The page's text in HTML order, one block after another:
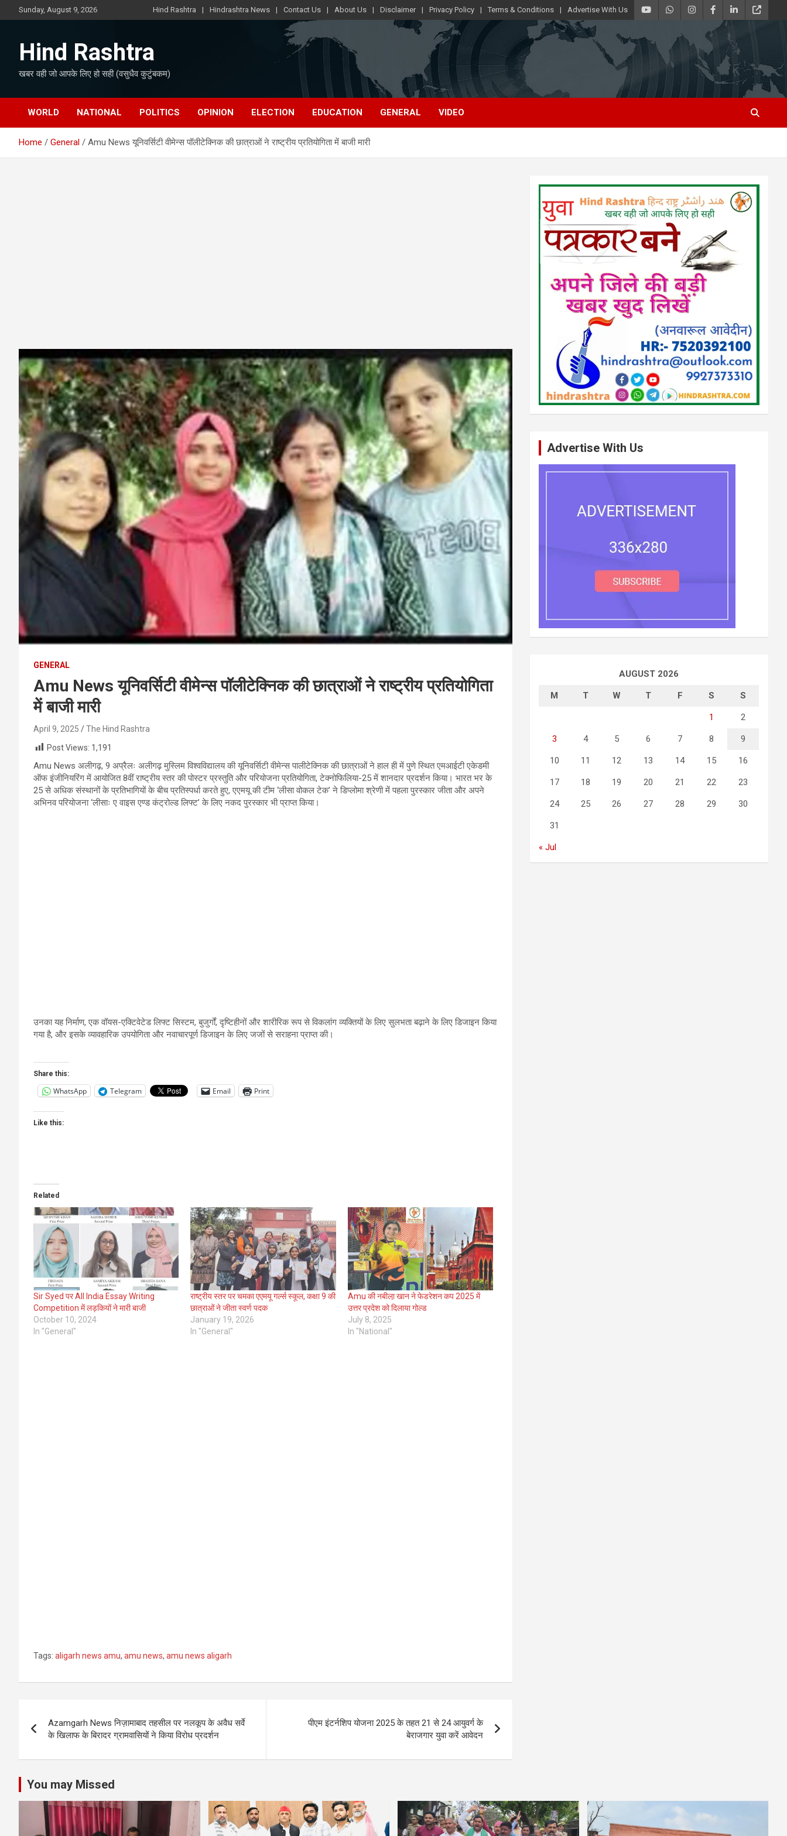
to
Sunday, August 9, 2026 Hind Rashtra Hindrashtra News Contact Us About Us Disclaimer Privacy Policy Terms & Conditions Advertise With Us
Hind Rashtra
खबर वही जो आपके लिए हो सही (वसुधैव कुटुंबकम)
WORLD NATIONAL POLITICS OPINION ELECTION EDUCATION GENERAL VIDEO
Home General Amu News यूनिवर्सिटी वीमेन्स पॉलीटेक्निक की छात्राओं ने राष्ट्रीय प्रतियोगिता में बाजी मारी
GENERAL
Amu News यूनिवर्सिटी वीमेन्स पॉलीटेक्निक की छात्राओं ने राष्ट्रीय प्रतियोगिता
में बाजी मारी
April 9, 2025
The Hind Rashtra
Post Views: 1,191
Amu News अलीगढ़, 9 अप्रैलः अलीगढ़ मुस्लिम विश्वविद्यालय की यूनिवर्सिटी वीमेन्स पालीटेक्निक की छात्राओं ने हाल ही में पुणे स्थित एमआईटी एकेडमी
ऑफ इंजीनियरिंग में आयोजित 8वीं राष्ट्रीय स्तर की पोस्टर प्रस्तुति और परियोजना प्रतियोगिता, टेक्नोफिलिया-25 में शानदार प्रदर्शन किया। भारत भर के
25 से अधिक संस्थानों के प्रतिभागियों के बीच प्रतिस्पर्धा करते हुए, एएमयू की टीम ‘लीसा वोकल टेक’ ने डिप्लोमा श्रेणी में पहला पुरस्कार जीता और अपने
अभिनव परियोजना ‘लीसाः ए वाइस एण्ड कंट्रोल्ड लिफ्ट’ के लिए नकद पुरस्कार भी प्राप्त किया।
उनका यह निर्माण, एक वॉयस-एक्टिवेटेड लिफ्ट सिस्टम, बुजुर्गों, दृष्टिहीनों और शारीरिक रूप से विकलांग व्यक्तियों के लिए सुलभता बढ़ाने के लिए डिजाइन किया
गया है, और इसके व्यावहारिक उपयोगिता और नवाचारपूर्ण डिजाइन के लिए जजों से सराहना प्राप्त की।
Share this:
WhatsApp Telegram Email Print
Like this:
Related
Sir Syed पर All India Essay Writing
Competition में लड़कियों ने मारी बाजी
October 10, 2024
In "General"
राष्ट्रीय स्तर पर चमका एएमयू गर्ल्स स्कूल, कक्षा 9 की
छात्राओं ने जीता स्वर्ण पदक
January 19, 2026
In "General"
Amu की नबीला़ खान ने फेडरेशन कप 2025 में
उत्तर प्रदेश को दिलाया गोल्ड
July 8, 2025
In "National"
Tags: aligarh news amu, amu news, amu news aligarh
navigation
Azamgarh News निज़ामाबाद तहसील पर नलकूप के अवैध सर्वे
के खिलाफ के बिरादर ग्रामवासियों ने किया विरोध प्रदर्शन
पीएम इंटर्नशिप योजना 2025 के तहत 21 से 24 आयुवर्ग के
बेराजगार युवा करें आवेदन
Advertise With Us
AUGUST 2026
M T W T F S S
1 2
3 4 5 6 7 8 9
10 11 12 13 14 15 16
17 18 19 20 21 22 23
24 25 26 27 28 29 30
31
« Jul
You may Missed